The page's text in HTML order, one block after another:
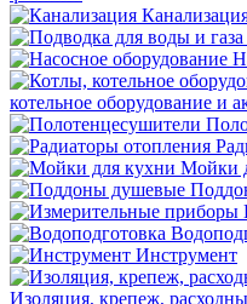
котельное оборудование и
Мойки
Инструмент
Изоляция, крепеж,